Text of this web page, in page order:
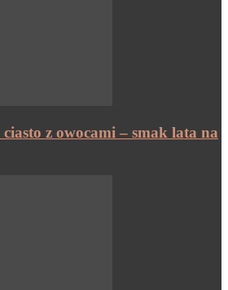
ciasto z owocami – smak lata na